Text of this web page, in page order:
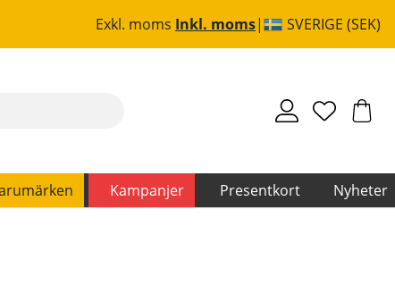
Exkl. moms Inkl. moms SVERIGE (SEK)
Kampanjer Presentkort Nyheter